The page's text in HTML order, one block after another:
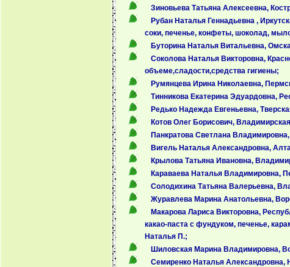
Зиновьева Татьяна Алексеевна,
Рубан Наталья Геннадьевна ,
соки, печенье, конфеты, шоколад,
Буторина Наталья Витальевна,
Соколова Наталья Викторовна,
объеме,сладости,средства гигиены;
Румянцева Ирина Николаевна,
Тинникова Екатерина Эдуардовна,
Редько Надежда Евгеньевна,
Котов Олег Борисович,
Панкратова Светлана
Вигель Наталья Александровна,
Крылова Татьяна Ивановна,
Караваева Наталья Владимировна,
Солодихина Татьяна Валерьевна,
Журавлева Марина Анатольевна,
Макарова Лариса Викторовна,
какао-паста с фундуком, печенье,
Наталья П.;
Шиловская Марина Владимировна,
Семиренко Наталья Александровна,